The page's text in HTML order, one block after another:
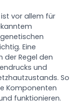
vor allem für
Eine
der Regel den
und
So
Komponenten
funktionieren.